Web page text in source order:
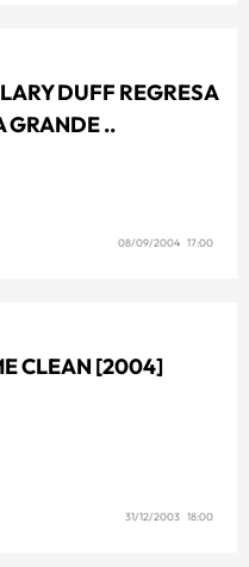
DUFF REGRESA
GRANDE ..
08/09/2004 17:00
CLEAN [2004]
31/12/2003 18:00